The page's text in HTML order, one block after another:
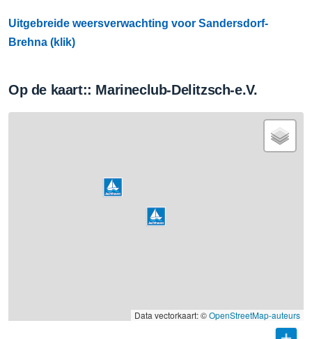
Uitgebreide weersverwachting voor Sandersdorf-
Brehna (klik)
Op de kaart:: Marineclub-Delitzsch-e.V.
Data vectorkaart: ©OpenStreetMap-auteurs